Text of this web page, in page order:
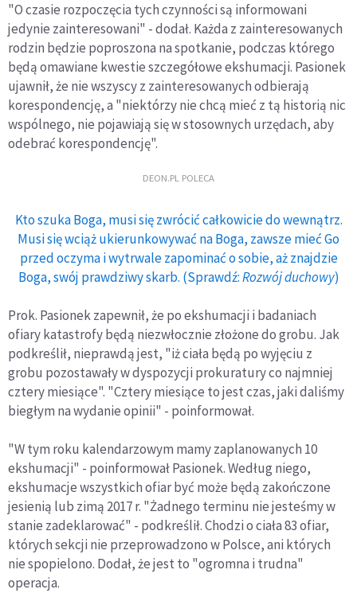
"O czasie rozpoczęcia tych czynności są informowani
jedynie zainteresowani" - dodał. Każda z zainteresowanych
rodzin będzie poproszona na spotkanie, podczas którego
będą omawiane kwestie szczegółowe ekshumacji. Pasionek
ujawnił, że nie wszyscy z zainteresowanych odbierają
korespondencję, a "niektórzy nie chcą mieć z tą historią nic
wspólnego, nie pojawiają się w stosownych urzędach, aby
odebrać korespondencję".
DEON.PL POLECA
Kto szuka Boga, musi się zwrócić całkowicie do wewnątrz.
Musi się wciąż ukierunkowywać na Boga, zawsze mieć Go
przed oczyma i wytrwale zapominać o sobie, aż znajdzie
Boga, swój prawdziwy skarb. (Sprawdź:Rozwój duchowy)
Prok. Pasionek zapewnił, że po ekshumacji i badaniach
ofiary katastrofy będą niezwłocznie złożone do grobu. Jak
podkreślił, nieprawdą jest, "iż ciała będą po wyjęciu z
grobu pozostawały w dyspozycji prokuratury co najmniej
cztery miesiące". "Cztery miesiące to jest czas, jaki daliśmy
biegłym na wydanie opinii" - poinformował.
"W tym roku kalendarzowym mamy zaplanowanych 10
ekshumacji" - poinformował Pasionek. Według niego,
ekshumacje wszystkich ofiar być może będą zakończone
jesienią lub zimą 2017 r. "Żadnego terminu nie jesteśmy w
stanie zadeklarować" - podkreślił. Chodzi o ciała 83 ofiar,
których sekcji nie przeprowadzono w Polsce, ani których
nie spopielono. Dodał, że jest to "ogromna i trudna"
operacja.